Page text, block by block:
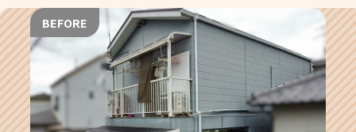
BEFORE